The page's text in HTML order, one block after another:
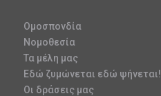
Ομοσπονδία
Νομοθεσία
Τα μέλη μας
Εδώ ζυμώνεται εδώ ψήνεται!
Οι δράσεις μας